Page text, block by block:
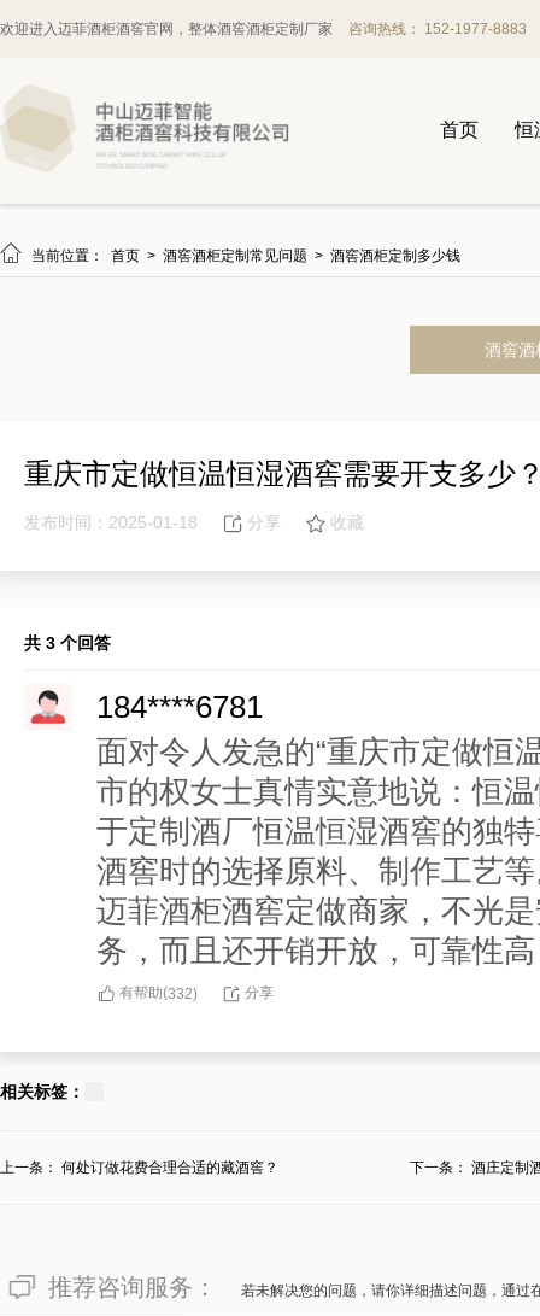
欢迎进入迈菲酒柜酒窖官网，整体酒窖酒柜定制厂家 咨询热线： 152-1977-8883
首页 恒
 当前位置： 首页 > 酒窖酒柜定制常见问题 > 酒窖酒柜定制多少钱
酒窖酒
重庆市定做恒温恒湿酒窖需要开支多少
发布时间：2025-01-18 分享 收藏
共 3 个回答
184****6781
面对令人发急的“重庆市定做恒
市的权女士真情实意地说：恒
于定制酒厂恒温恒湿酒窖的独
酒窖时的选择原料、制作工艺
迈菲酒柜酒窖定做商家，不光
务，而且还开销开放，可靠性
有帮助(332) 分享
137****6820
业的恒温恒湿酒窖定做商家——
温恒湿酒窖的开销很有必要，
厂所需的恒温恒湿酒窖的定做
倘若是您也渴望定做恒温恒湿
相关标签：
上一条： 何处订做花费合理合适的藏酒窖？ 下一条： 酒庄定制
推荐咨询服务： 若未解决您的问题，请你详细描述问题，通过